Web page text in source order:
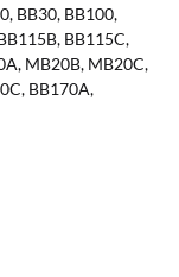
BB30, BB100,
BB115C,
MB20B, MB20C,
BB170A,